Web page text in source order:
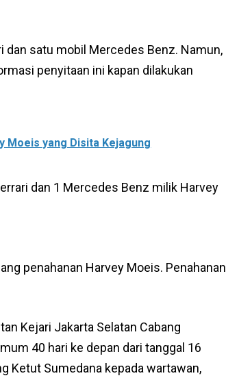
dan satu mobil Mercedes Benz. Namun,
penyitaan ini kapan dilakukan
Moeis yang Disita Kejagung
dan 1 Mercedes Benz milik Harvey
penahanan Harvey Moeis. Penahanan
Kejari Jakarta Selatan Cabang
40 hari ke depan dari tanggal 16
Ketut Sumedana kepada wartawan,